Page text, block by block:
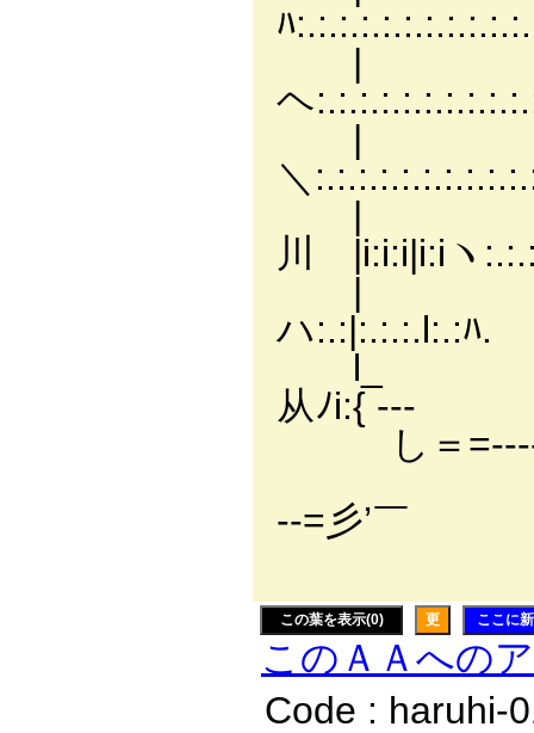
ﾊ
| | |
ヘ
| |
＼
| |
川 |i:i:i|i:iヽ
|
ハ
l_ -‐=
从ﾉi:{ ---
し＝=‐---ｬ
--=彡’￣
この葉を表示(0) 更 ここに
このＡＡへの
Code : haruhi-